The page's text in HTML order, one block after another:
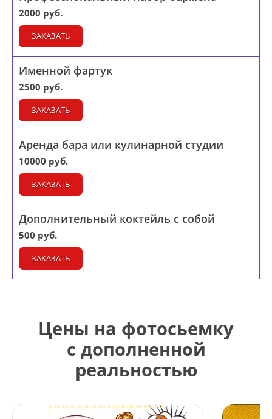
2000 руб.
ЗАКАЗАТЬ
Именной фартук
2500 руб.
ЗАКАЗАТЬ
Аренда бара или кулинарной студии
10000 руб.
ЗАКАЗАТЬ
Дополнительный коктейль с собой
500 руб.
ЗАКАЗАТЬ
Цены на фотосьемку
с дополненной
реальностью